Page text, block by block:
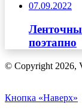
07.09.2022
поэтапно
© Copyright 2026,
Кнопка «Наверх»